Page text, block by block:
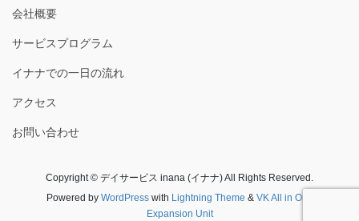
会社概要
サービスプログラム
イナナでの一日の流れ
アクセス
お問い合わせ
Copyright © デイサービス inana (イナナ) All Rights Reserved.
Powered by WordPresswith Lightning Theme & VK All in One
Expansion Unit